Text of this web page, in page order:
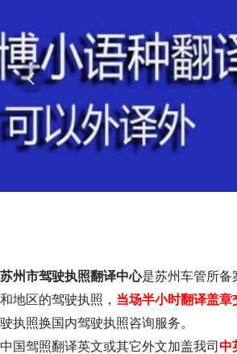

苏州市驾驶执照翻译中心是苏州车管所备
和地区的驾驶执照， 当场半小时翻译盖
驶执照换国内驾驶执照咨询服务。
中国驾照翻译英文或其它外文加盖我司 中